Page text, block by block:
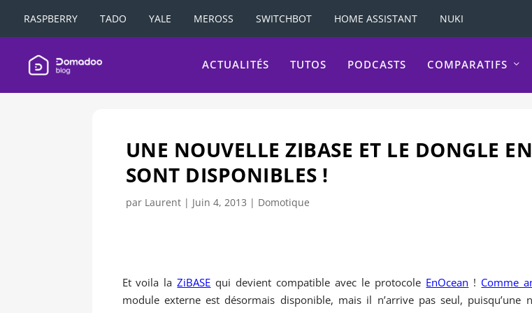
RASPBERRY TADO YALE MEROSS SWITCHBOT HOME ASSISTANT NUKI
ACTUALITÉS TUTOS PODCASTS COMPARATIFS
UNE NOUVELLE ZIBASE ET LE DONGLE
SONT DISPONIBLES !
par Laurent| Juin 4, 2013 | Domotique
Et voila laZiBASE qui devient compatible avec le protocole EnOcean ! Comme
module externe est désormais disponible, mais il n’arrive pas seul, puisqu’une